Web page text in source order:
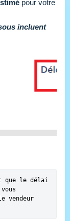
pour votre
incluent
que le délai
vendeur